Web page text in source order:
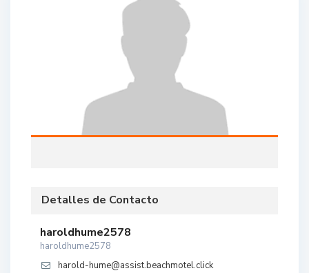
Detalles de Contacto
haroldhume2578
haroldhume2578
harold-hume@assist.beachmotel.click